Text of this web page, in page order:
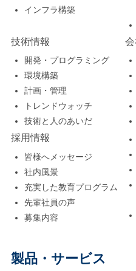
インフラ構築
技術情報
開発・プログラミング
環境構築
計画・管理
トレンドウォッチ
技術と人のあいだ
採用情報
皆様へメッセージ
社内風景
充実した教育プログラム
先輩社員の声
募集内容
製品・サービス